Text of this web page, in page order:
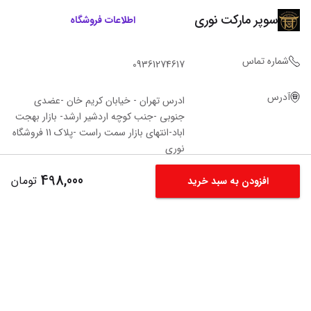
افزودن به سبد خرید 498,000 تومان
سوپر مارکت نوری اطلاعات فروشگاه
شماره تماس 09361274617
آدرس
ادرس تهران - خیابان کریم خان -عضدی
جنوبی -جنب کوچه اردشیر ارشد- بازار بهجت
اباد-انتهای بازار سمت راست -پلاک 11 فروشگاه‌
نوری